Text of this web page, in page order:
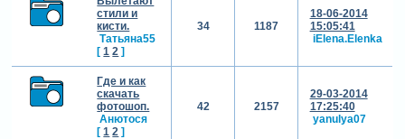
стили и
кисти.
Татьяна55
[ 1 2 ]
34 1187
18-06-2014
15:05:41
iElena.Elenka
Где и как
скачать
фотошоп.
Анютося
[ 1 2 ]
42 2157
29-03-2014
17:25:40
yanulya07